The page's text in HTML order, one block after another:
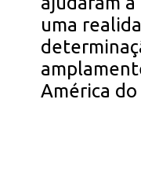
uma
América do